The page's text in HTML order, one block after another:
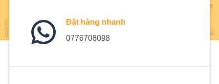
Đặt hàng nhanh
0776708098